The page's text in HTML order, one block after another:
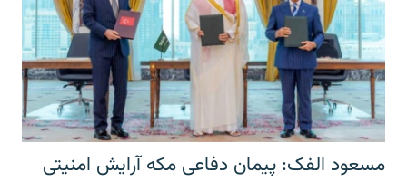
مسعود الفک: پیمان دفاعی مکه آرایش امنیتی